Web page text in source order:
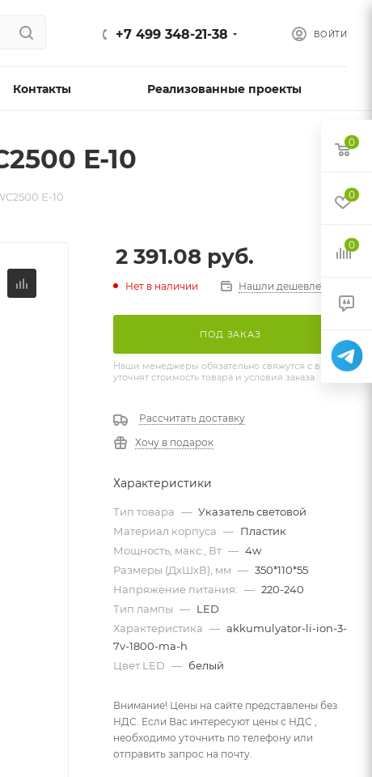
ВОЙТИ
+7 499 348-21-38
Контакты Реализованные проекты
E-10
E-10
2 391.08 руб.
Нет в наличии Нашли дешевле?
ПОД ЗАКАЗ
Наши менеджеры обязательно свяжутся с вами и
уточнят стоимость товара и условия заказа
Рассчитать доставку
Хочу в подарок
Характеристики
Тип товара — Указатель световой
Материал корпуса — Пластик
Мощность, макс., Вт — 4w
Размеры (ДхШхВ), мм — 350*110*55
Напряжение питания: — 220-240
Тип лампы — LED
Характеристика — akkumulyator-li-ion-3-
7v-1800-ma-h
Цвет LED — белый
Внимание! Цены на сайте представлены без
НДС. Если Вас интересуют цены с НДС ,
необходимо уточнить по телефону или
отправить запрос на почту.
0
0
0